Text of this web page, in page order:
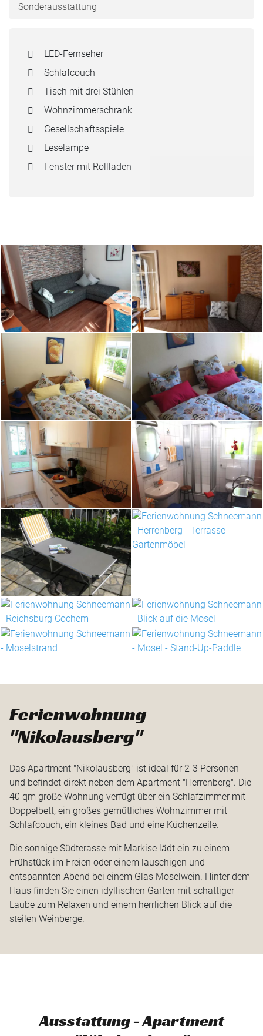
Sonderausstattung
LED-Fernseher
Schlafcouch
Tisch mit drei Stühlen
Wohnzimmerschrank
Gesellschaftsspiele
Leselampe
Fenster mit Rollladen
Ferienwohnung
"Nikolausberg"
Das Apartment "Nikolausberg" ist ideal für 2-3 Personen
und befindet direkt neben dem Apartment "Herrenberg". Die
40 qm große Wohnung verfügt über ein Schlafzimmer mit
Doppelbett, ein großes gemütliches Wohnzimmer mit
Schlafcouch, ein kleines Bad und eine Küchenzeile.
Die sonnige Südterasse mit Markise lädt ein zu einem
Frühstück im Freien oder einem lauschigen und
entspannten Abend bei einem Glas Moselwein. Hinter dem
Haus finden Sie einen idyllischen Garten mit schattiger
Laube zum Relaxen und einem herrlichen Blick auf die
steilen Weinberge.
Ausstattung - Apartment